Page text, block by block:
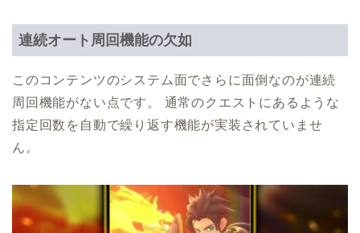
連続オート周回機能の欠如
このコンテンツのシステム面でさらに面倒なのが連続
周回機能がない点です。 通常のクエストにあるような
指定回数を自動で繰り返す機能が実装されていませ
ん。